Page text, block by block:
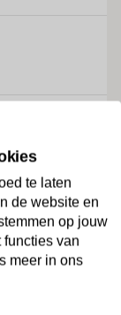
centraal in
is graag bij
een
toegang
te laten
de website en
op jouw
functies van
meer in ons